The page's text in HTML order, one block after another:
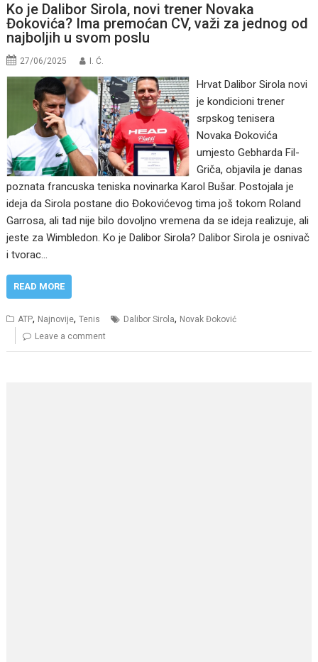
Ko je Dalibor Sirola, novi trener Novaka
Đokovića? Ima premoćan CV, važi za jednog od
najboljih u svom poslu
27/06/2025 I. Ć.
Hrvat Dalibor Sirola novi
je kondicioni trener
srpskog tenisera
Novaka Đokovića
umjesto Gebharda Fil-
Griča, objavila je danas
poznata francuska teniska novinarka Karol Bušar. Postojala je
ideja da Sirola postane dio Đokovićevog tima još tokom Roland
Garrosa, ali tad nije bilo dovoljno vremena da se ideja realizuje, ali
jeste za Wimbledon. Ko je Dalibor Sirola? Dalibor Sirola je osnivač
i tvorac…
READ MORE
ATP, Najnovije,Tenis Dalibor Sirola, Novak Đoković
Leave a comment